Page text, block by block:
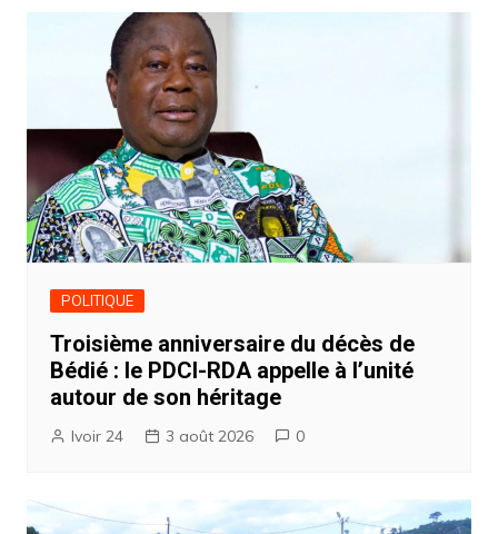
POLITIQUE
Troisième anniversaire du décès de
Bédié : le PDCI-RDA appelle à l’unité
autour de son héritage
Ivoir 24 3 août 2026 0